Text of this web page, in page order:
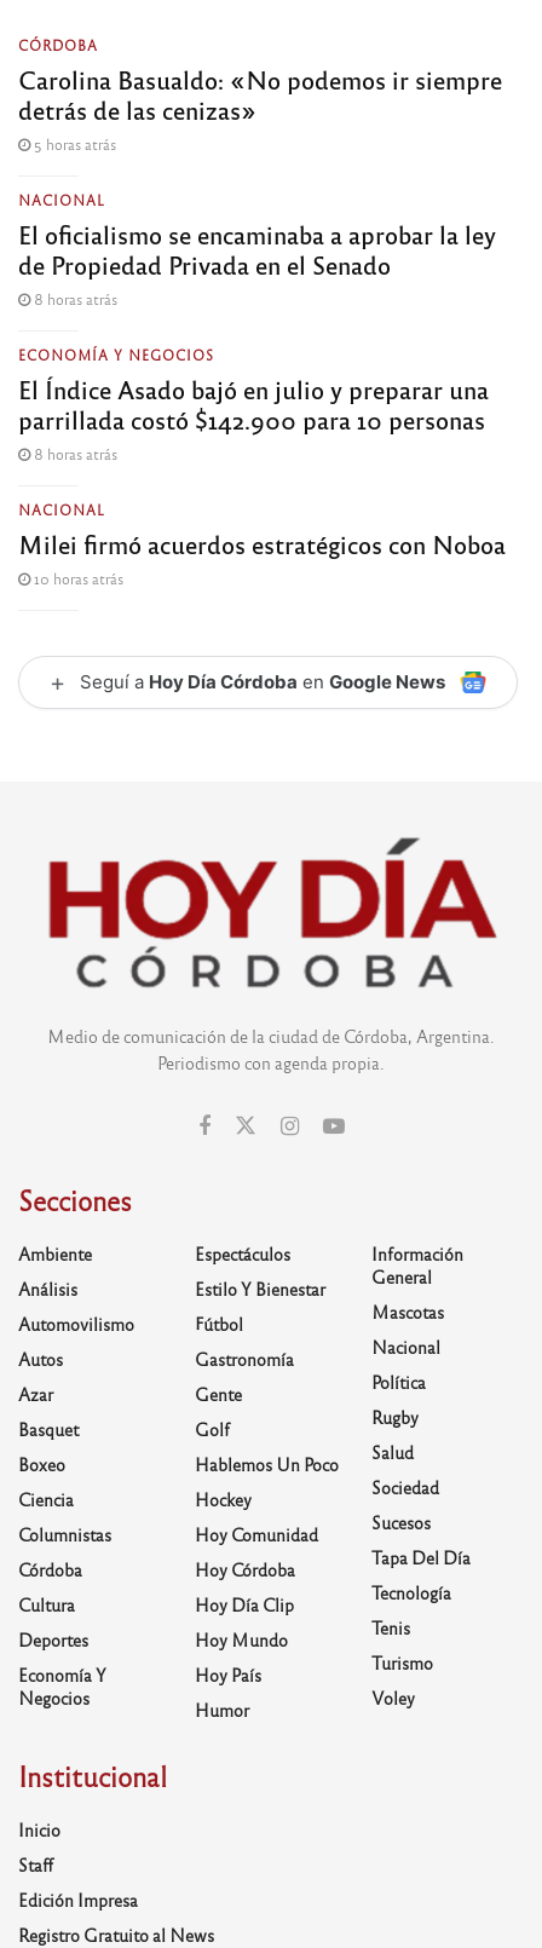
CÓRDOBA
Carolina Basualdo: «No podemos ir siempre
detrás de las cenizas»
5 horas atrás
NACIONAL
El oficialismo se encaminaba a aprobar la ley
de Propiedad Privada en el Senado
8 horas atrás
ECONOMÍA Y NEGOCIOS
El Índice Asado bajó en julio y preparar una
parrillada costó $142.900 para 10 personas
8 horas atrás
NACIONAL
Milei firmó acuerdos estratégicos con Noboa
10 horas atrás
+ Seguí a Hoy Día Córdoba en Google News
Medio de comunicación de la ciudad de Córdoba, Argentina.
Periodismo con agenda propia.
Secciones
Ambiente
Análisis
Automovilismo
Autos
Azar
Basquet
Boxeo
Ciencia
Columnistas
Córdoba
Cultura
Deportes
Economía Y
Negocios
Espectáculos
Estilo Y Bienestar
Fútbol
Gastronomía
Gente
Golf
Hablemos Un Poco
Hockey
Hoy Comunidad
Hoy Córdoba
Hoy Día Clip
Hoy Mundo
Hoy País
Humor
Información
General
Mascotas
Nacional
Política
Rugby
Salud
Sociedad
Sucesos
Tapa Del Día
Tecnología
Tenis
Turismo
Voley
Institucional
Inicio
Staff
Edición Impresa
Registro Gratuito al News